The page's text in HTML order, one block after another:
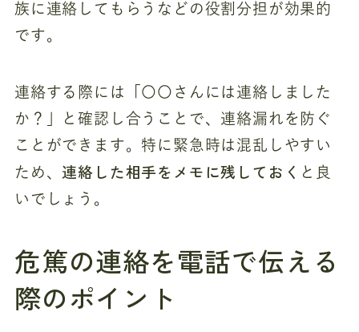
族に連絡してもらうなどの役割分担が効果的
です。
連絡する際には「〇〇さんには連絡しました
か？」と確認し合うことで、連絡漏れを防ぐ
ことができます。特に緊急時は混乱しやすい
ため、 連絡した相手をメモに残しておく と良
いでしょう。
危篤の連絡を電話で伝える
際のポイント